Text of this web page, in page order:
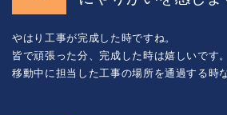
やはり工事が完成した時ですね。
皆で頑張った分、完成した時は嬉しいです。
移動中に担当した工事の場所を通過する時